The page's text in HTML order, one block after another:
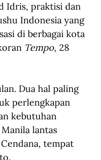
Idris, praktisi dan
Indonesia yang
di berbagai kota
Tempo, 28
Dua hal paling
perlengkapan
kebutuhan
Manila lantas
tempat